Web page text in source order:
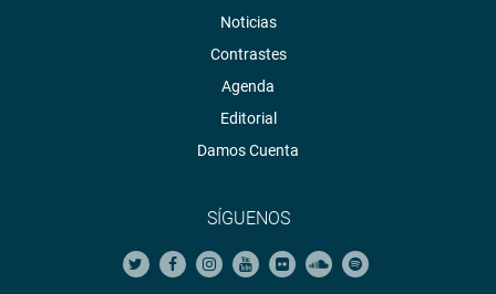
Noticias
Contrastes
Agenda
Editorial
Damos Cuenta
SÍGUENOS